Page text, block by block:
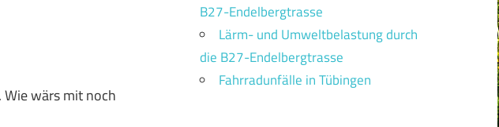
wärs mit noch
B27-Endelbergtrasse
Lärm- und Umweltbelastung durch
die B27-Endelbergtrasse
Fahrradunfälle in Tübingen